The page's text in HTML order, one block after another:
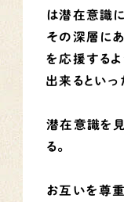
は潜在意識
その深層に
を応援する
出来るといっ
潜在意識を
る。
お互いを尊